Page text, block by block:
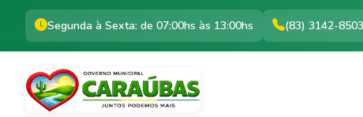
Segunda à Sexta: de 07:00hs às 13:00hs (83) 3142-8503